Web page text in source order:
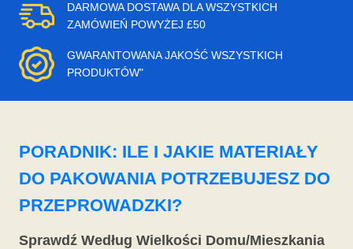
DARMOWA DOSTAWA DLA WSZYSTKICH
ZAMÓWIEŃ POWYŻEJ £50
GWARANTOWANA JAKOŚĆ WSZYSTKICH
PRODUKTÓW"
PORADNIK: ILE I JAKIE MATERIAŁY
DO PAKOWANIA POTRZEBUJESZ DO
PRZEPROWADZKI?
Sprawdź Według Wielkości Domu/Mieszkania